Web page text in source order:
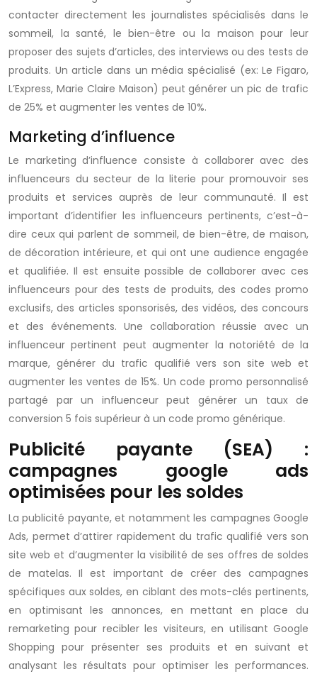
contacter directement les journalistes spécialisés dans le
sommeil, la santé, le bien-être ou la maison pour leur
proposer des sujets d’articles, des interviews ou des tests de
produits. Un article dans un média spécialisé (ex: Le Figaro,
L’Express, Marie Claire Maison) peut générer un pic de trafic
de 25% et augmenter les ventes de 10%.
Marketing d’influence
Le marketing d’influence consiste à collaborer avec des
influenceurs du secteur de la literie pour promouvoir ses
produits et services auprès de leur communauté. Il est
important d’identifier les influenceurs pertinents, c’est-à-
dire ceux qui parlent de sommeil, de bien-être, de maison,
de décoration intérieure, et qui ont une audience engagée
et qualifiée. Il est ensuite possible de collaborer avec ces
influenceurs pour des tests de produits, des codes promo
exclusifs, des articles sponsorisés, des vidéos, des concours
et des événements. Une collaboration réussie avec un
influenceur pertinent peut augmenter la notoriété de la
marque, générer du trafic qualifié vers son site web et
augmenter les ventes de 15%. Un code promo personnalisé
partagé par un influenceur peut générer un taux de
conversion 5 fois supérieur à un code promo générique.
Publicité payante (SEA) :
campagnes google ads
optimisées pour les soldes
La publicité payante, et notamment les campagnes Google
Ads, permet d’attirer rapidement du trafic qualifié vers son
site web et d’augmenter la visibilité de ses offres de soldes
de matelas. Il est important de créer des campagnes
spécifiques aux soldes, en ciblant des mots-clés pertinents,
en optimisant les annonces, en mettant en place du
remarketing pour recibler les visiteurs, en utilisant Google
Shopping pour présenter ses produits et en suivant et
analysant les résultats pour optimiser les performances.